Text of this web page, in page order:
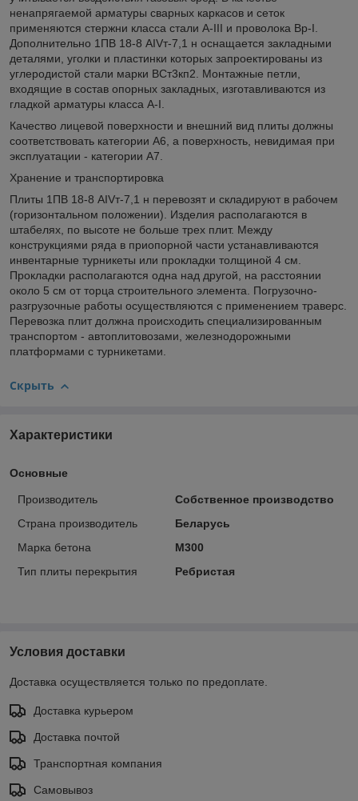
ненапрягаемой арматуры сварных каркасов и сеток
применяются стержни класса стали А-III и проволока Вр-I.
Дополнительно 1ПВ 18-8 АIVт-7,1 н оснащается закладными
деталями, уголки и пластинки которых запроектированы из
углеродистой стали марки ВСт3кп2. Монтажные петли,
входящие в состав опорных закладных, изготавливаются из
гладкой арматуры класса А-I.
Качество лицевой поверхности и внешний вид плиты должны
соответствовать категории А6, а поверхность, невидимая при
эксплуатации - категории А7.
Хранение и транспортировка
Плиты 1ПВ 18-8 АIVт-7,1 н перевозят и складируют в рабочем
(горизонтальном положении). Изделия располагаются в
штабелях, по высоте не больше трех плит. Между
конструкциями ряда в приопорной части устанавливаются
инвентарные турникеты или прокладки толщиной 4 см.
Прокладки располагаются одна над другой, на расстоянии
около 5 см от торца строительного элемента. Погрузочно-
разгрузочные работы осуществляются с применением траверс.
Перевозка плит должна происходить специализированным
транспортом - автоплитовозами, железнодорожными
платформами с турникетами.
Скрыть
Характеристики
Основные
Производитель
Собственное производство
Страна производитель
Беларусь
Марка бетона
М300
Тип плиты перекрытия
Ребристая
Условия доставки
Доставка осуществляется только по предоплате.
Доставка курьером
Доставка почтой
Транспортная компания
Самовывоз